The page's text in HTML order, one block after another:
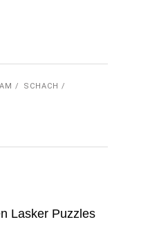
SCHACH
Lasker Puzzles